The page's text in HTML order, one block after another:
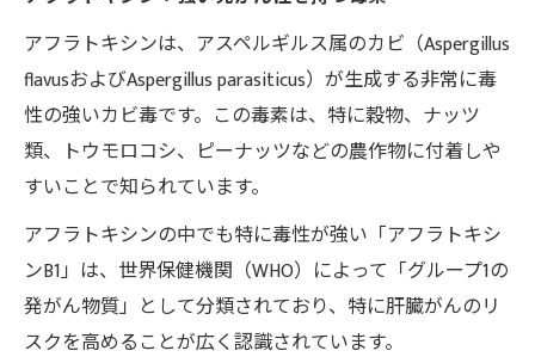
アフラトキシンは、アスペルギルス属のカビ（Aspergillus
flavusおよびAspergillus parasiticus）が生成する非常に毒
性の強いカビ毒です。この毒素は、特に穀物、ナッツ
類、トウモロコシ、ピーナッツなどの農作物に付着しや
すいことで知られています。
アフラトキシンの中でも特に毒性が強い「アフラトキシ
ンB1」は、世界保健機関（WHO）によって「グループ1の
発がん物質」として分類されており、特に肝臓がんのリ
スクを高めることが広く認識されています。